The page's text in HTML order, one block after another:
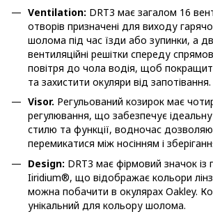
Ventilation: DRT3 має загалом 16
отворів призначені для виходу
шолома під час їзди або зупинки, а
вентиляційні решітки спереду
повітря до чола водія, щоб
та захистити окуляри від запотівання.
Visor. Регульований козирок має
регулювання, що забезпечує
стилю та функції, водночас
перемикатися між носінням і
Design: DRT3 має фірмовий значок із
Iiridium®, що відображає кольори
можна побачити в окулярах Oakley.
унікальний для кольору шолома.